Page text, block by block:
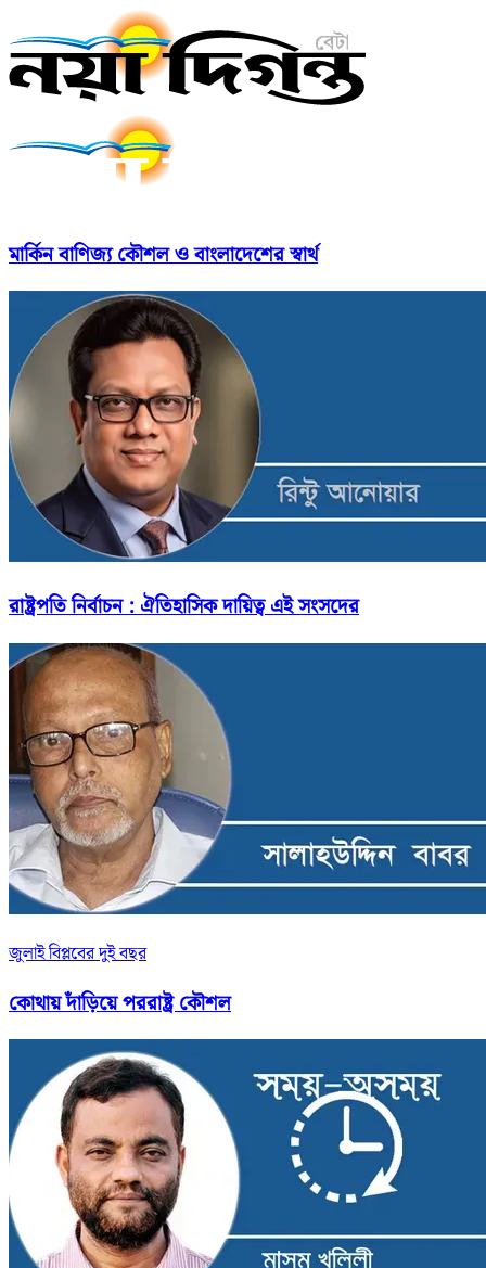
মার্কিন বাণিজ্য কৌশল ও বাংলাদেশের স্বার্থ
রাষ্ট্রপতি নির্বাচন : ঐতিহাসিক দায়িত্ব এই সংসদের
জুলাই বিপ্লবের দুই বছর
কোথায় দাঁড়িয়ে পররাষ্ট্র কৌশল